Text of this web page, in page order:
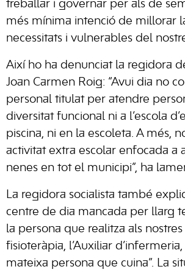
treballar i governar per als de
més mínima intenció de millorar
necessitats i vulnerables del
Així ho ha denunciat la regidora
Joan Carmen Roig: “Avui dia no
personal titulat per atendre
diversitat funcional ni a l’escola
piscina, ni en la escoleta. A més,
activitat extra escolar enfocada a
nenes en tot el municipi”, ha
La regidora socialista també
centre de dia mancada per llarg
la persona que realitza als
fisioteràpia, l’Auxiliar
mateixa persona que cuina”. La